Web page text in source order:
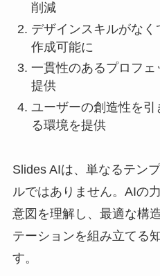
削減
デザインスキルがな
作成可能に
一貫性のあるプロフ
提供
ユーザーの創造性を引
る環境を提供
Slides AIは、単なるテン
ルではありません。AIの
意図を理解し、最適な構
テーションを組み立てる
す。